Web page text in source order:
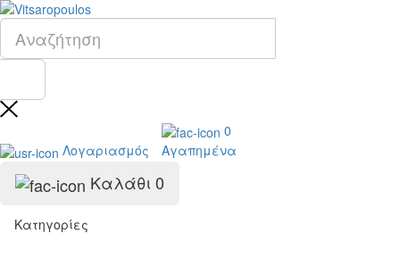
Λογαριασμός
0
Αγαπημένα
Καλάθι 0
Κατηγορίες